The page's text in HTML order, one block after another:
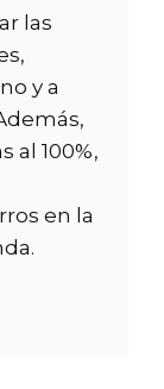
las
y a
al 100%,
en la